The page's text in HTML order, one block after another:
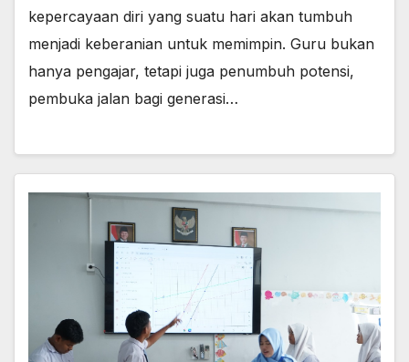
kepercayaan diri yang suatu hari akan tumbuh
menjadi keberanian untuk memimpin. Guru bukan
hanya pengajar, tetapi juga penumbuh potensi,
pembuka jalan bagi generasi…